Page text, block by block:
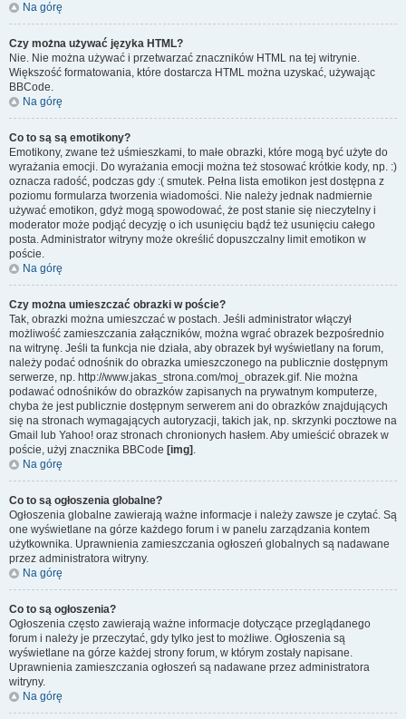
Na górę
Czy można używać języka HTML?
Nie. Nie można używać i przetwarzać znaczników HTML na tej witrynie.
Większość formatowania, które dostarcza HTML można uzyskać, używając
BBCode.
Na górę
Co to są są emotikony?
Emotikony, zwane też uśmieszkami, to małe obrazki, które mogą być użyte do
wyrażania emocji. Do wyrażania emocji można też stosować krótkie kody, np. :)
oznacza radość, podczas gdy :( smutek. Pełna lista emotikon jest dostępna z
poziomu formularza tworzenia wiadomości. Nie należy jednak nadmiernie
używać emotikon, gdyż mogą spowodować, że post stanie się nieczytelny i
moderator może podjąć decyzję o ich usunięciu bądź też usunięciu całego
posta. Administrator witryny może określić dopuszczalny limit emotikon w
poście.
Na górę
Czy można umieszczać obrazki w poście?
Tak, obrazki można umieszczać w postach. Jeśli administrator włączył
możliwość zamieszczania załączników, można wgrać obrazek bezpośrednio
na witrynę. Jeśli ta funkcja nie działa, aby obrazek był wyświetlany na forum,
należy podać odnośnik do obrazka umieszczonego na publicznie dostępnym
serwerze, np. http://www.jakas_strona.com/moj_obrazek.gif. Nie można
podawać odnośników do obrazków zapisanych na prywatnym komputerze,
chyba że jest publicznie dostępnym serwerem ani do obrazków znajdujących
się na stronach wymagających autoryzacji, takich jak, np. skrzynki pocztowe na
Gmail lub Yahoo! oraz stronach chronionych hasłem. Aby umieścić obrazek w
poście, użyj znacznika BBCode [img] .
Na górę
Co to są ogłoszenia globalne?
Ogłoszenia globalne zawierają ważne informacje i należy zawsze je czytać. Są
one wyświetlane na górze każdego forum i w panelu zarządzania kontem
użytkownika. Uprawnienia zamieszczania ogłoszeń globalnych są nadawane
przez administratora witryny.
Na górę
Co to są ogłoszenia?
Ogłoszenia często zawierają ważne informacje dotyczące przeglądanego
forum i należy je przeczytać, gdy tylko jest to możliwe. Ogłoszenia są
wyświetlane na górze każdej strony forum, w którym zostały napisane.
Uprawnienia zamieszczania ogłoszeń są nadawane przez administratora
witryny.
Na górę